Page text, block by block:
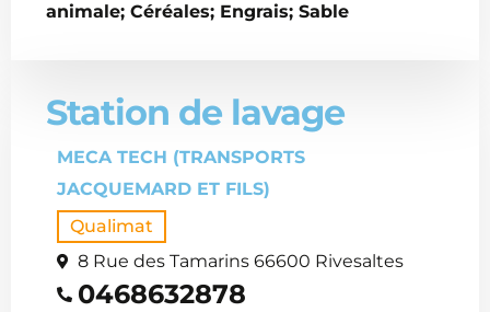
animale; Céréales; Engrais; Sable
Station de lavage
MECA TECH (TRANSPORTS
JACQUEMARD ET FILS)
Qualimat
8 Rue des Tamarins 66600 Rivesaltes
0468632878